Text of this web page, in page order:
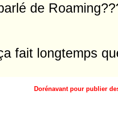
de
fait longtemps
Dorénavant pour publier